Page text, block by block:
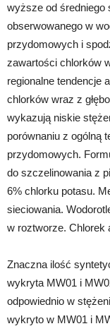
wyższe od średniego
obserwowanego w
przydomowych i
zawartości chlorków
regionalne tendencje
chlorków wraz z
wykazują niskie
porównaniu z ogólną
przydomowych.
do szczelinowania z
6% chlorku potasu.
sieciowania.
w roztworze. Chlorek
Znaczna ilość
wykryta MW01 i
odpowiednio w
wykryto w MW01 i